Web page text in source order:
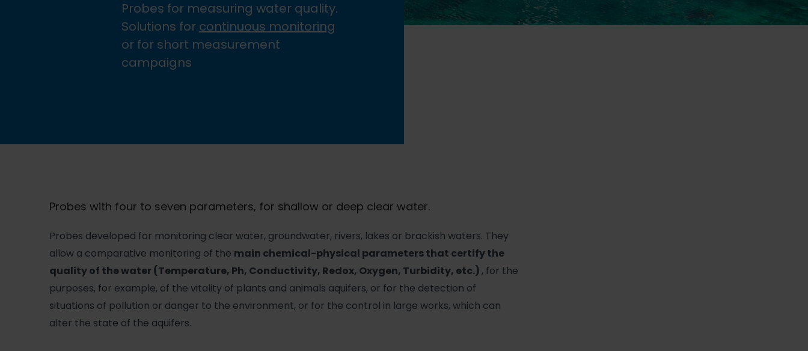
Probes for measuring water quality.
Solutions for continuous monitoring
or for short measurement
campaigns
Probes with four to seven parameters, for shallow or deep clear water.
Probes developed for monitoring clear water, groundwater, rivers, lakes or brackish waters. They
allow a comparative monitoring of the main chemical-physical parameters that certify the
quality of the water (Temperature, Ph, Conductivity, Redox, Oxygen, Turbidity, etc.) , for the
purposes, for example, of the vitality of plants and animals aquifers, or for the detection of
situations of pollution or danger to the environment, or for the control in large works, which can
alter the state of the aquifers.